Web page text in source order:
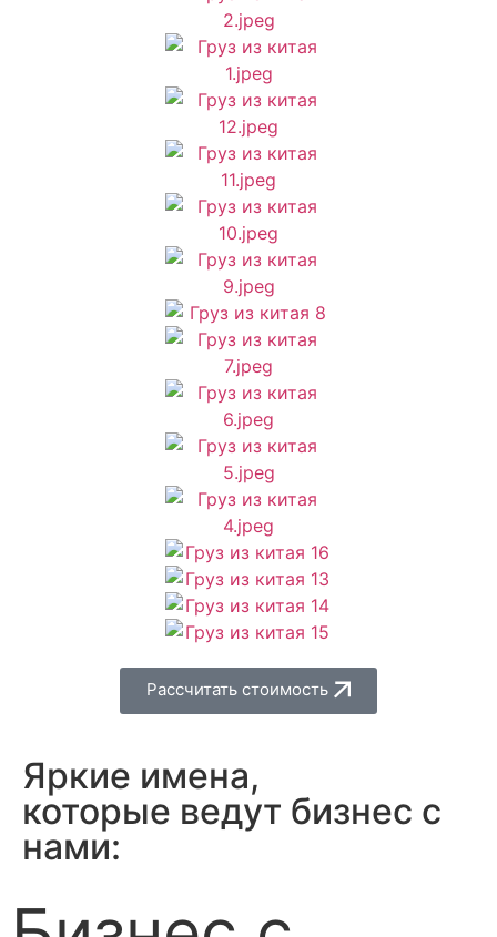
Рассчитать стоимость
Яркие имена,
которые ведут бизнес с
нами: